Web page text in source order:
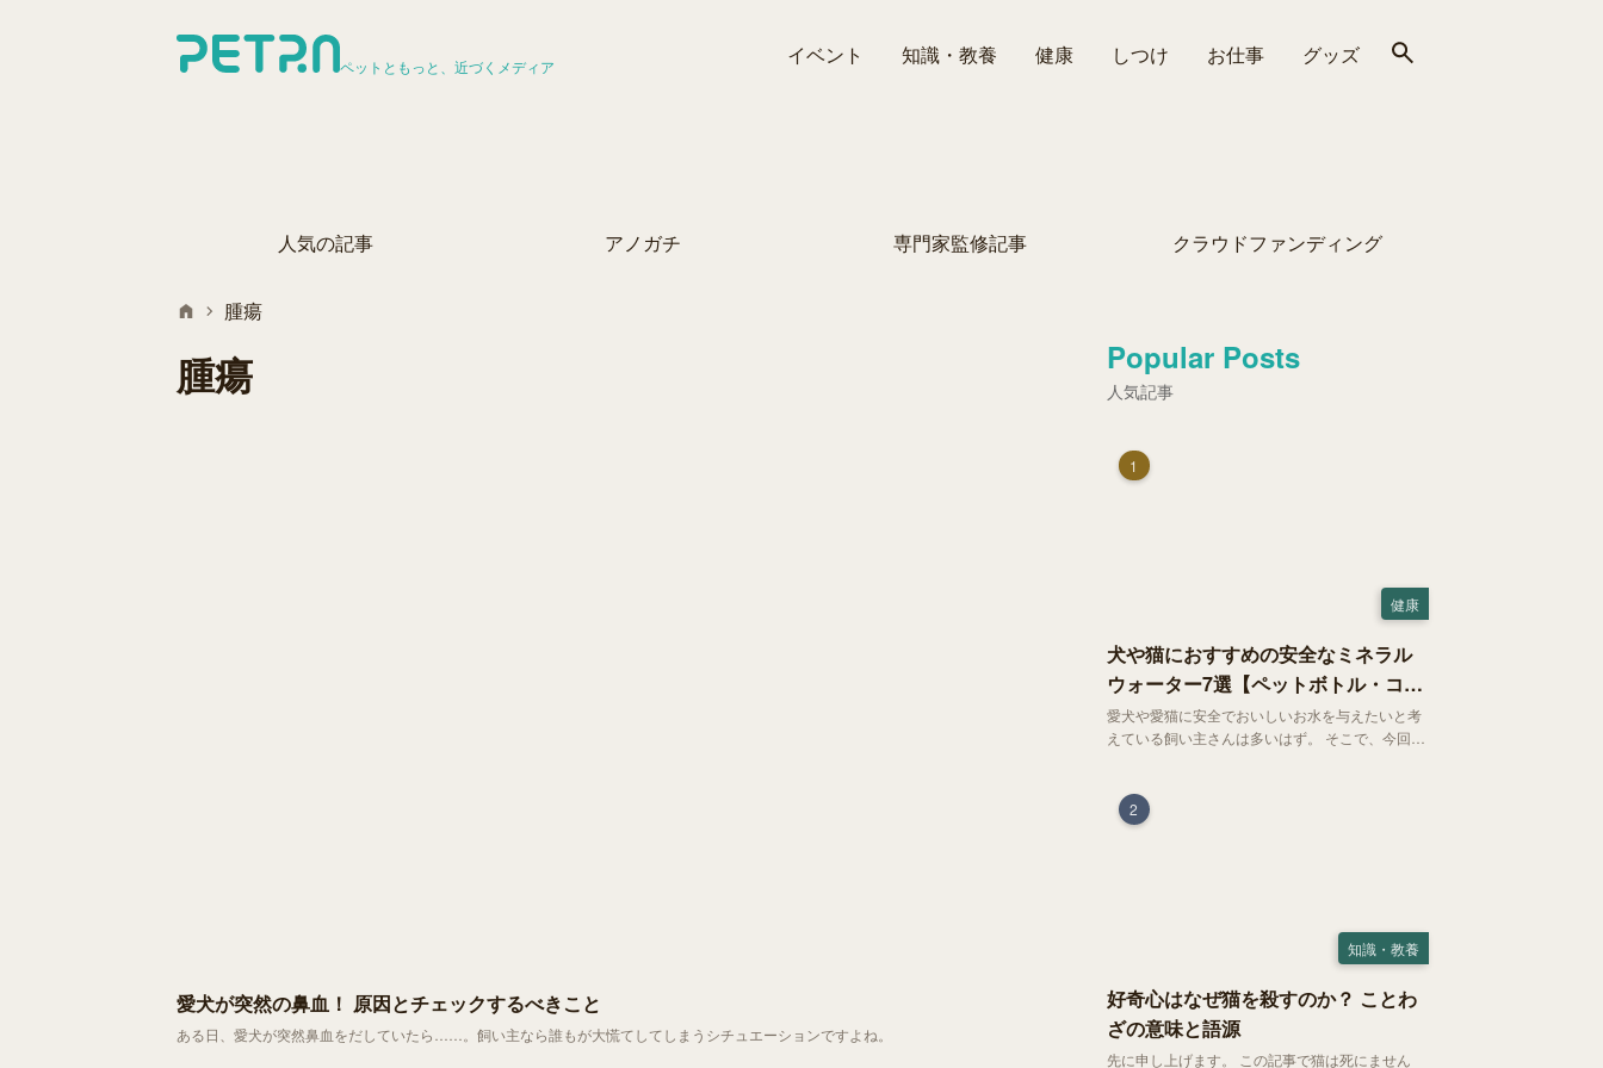
ペットともっと、近づくメディア イベント 知識・教養 健康 しつけ お仕事 グッズ
人気の記事 アノガチ 専門家監修記事 クラウドファンディング
腫瘍
腫瘍
愛犬が突然の鼻血！ 原因とチェックするべきこと
ある日、愛犬が突然鼻血をだしていたら……。飼い主なら誰もが大慌てしてしまうシチュエーションですよね。
Popular Posts
人気記事
1
健康
犬や猫におすすめの安全なミネラル
ウォーター7選【ペットボトル・コン
ビニ対応】
愛犬や愛猫に安全でおいしいお水を与えたいと考
えている飼い主さんは多いはず。 そこで、今回は
おすすめなものを厳選してご紹介します！
2
知識・教養
好奇心はなぜ猫を殺すのか？ ことわ
ざの意味と語源
先に申し上げます。 この記事で猫は死にません